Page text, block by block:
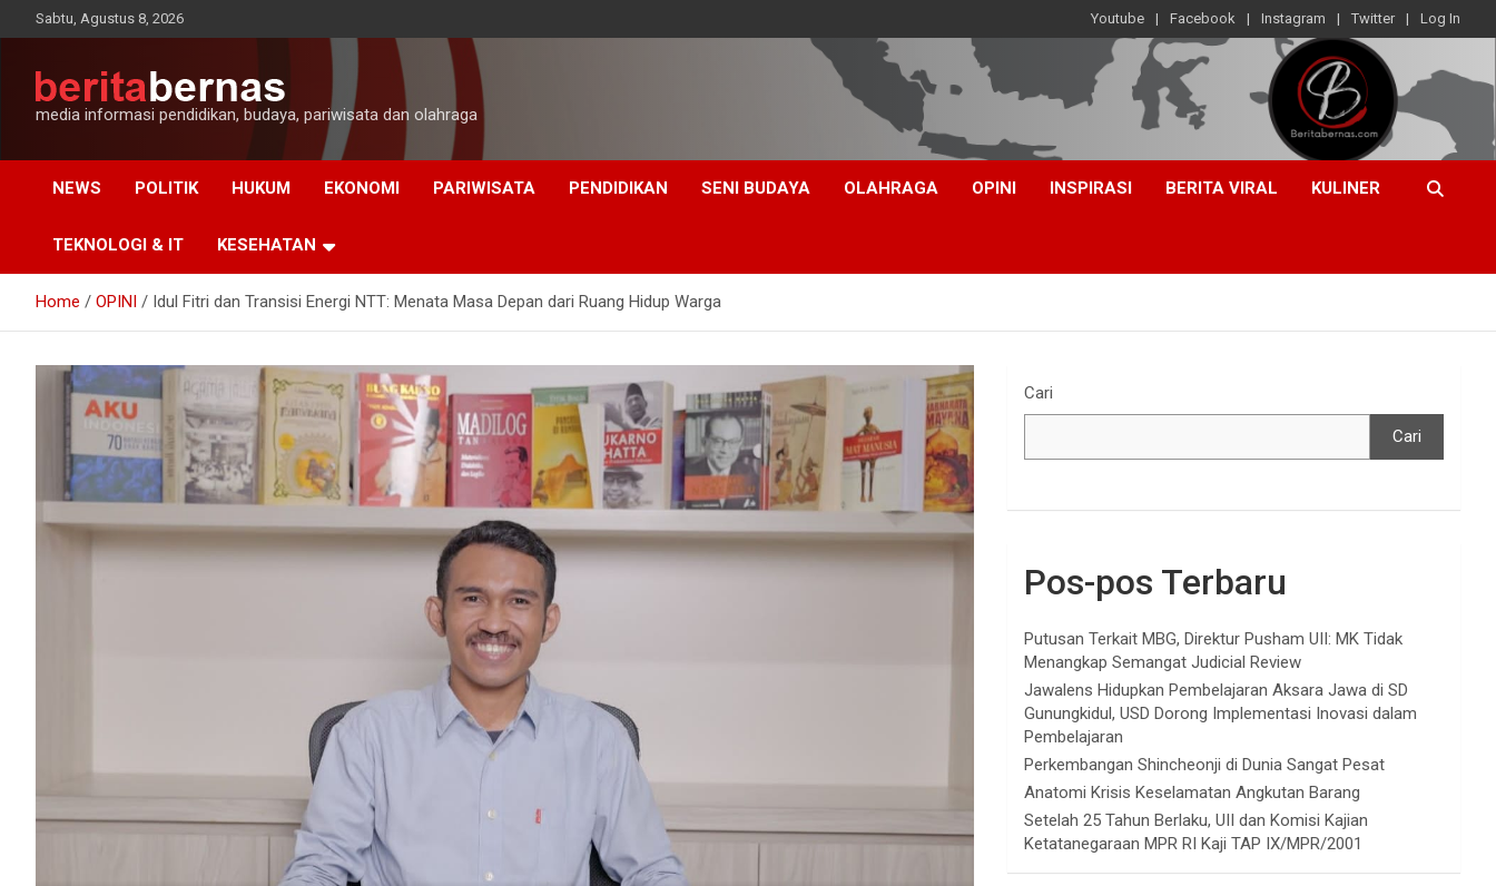
to
Sabtu, Agustus 8, 2026 Youtube Facebook Instagram Twitter Log In
media informasi pendidikan, budaya, pariwisata dan olahraga
NEWS POLITIK HUKUM EKONOMI PARIWISATA PENDIDIKAN SENI BUDAYA OLAHRAGA OPINI INSPIRASI BERITA VIRAL KULINER
TEKNOLOGI & IT KESEHATAN
Home OPINI Idul Fitri dan Transisi Energi NTT: Menata Masa Depan dari Ruang Hidup Warga
Cari
Cari
Pos-pos Terbaru
Putusan Terkait MBG, Direktur Pusham UII: MK Tidak
Menangkap Semangat Judicial Review
Jawalens Hidupkan Pembelajaran Aksara Jawa di SD
Gunungkidul, USD Dorong Implementasi Inovasi dalam
Pembelajaran
Perkembangan Shincheonji di Dunia Sangat Pesat
Anatomi Krisis Keselamatan Angkutan Barang
Setelah 25 Tahun Berlaku, UII dan Komisi Kajian
Ketatanegaraan MPR RI Kaji TAP IX/MPR/2001